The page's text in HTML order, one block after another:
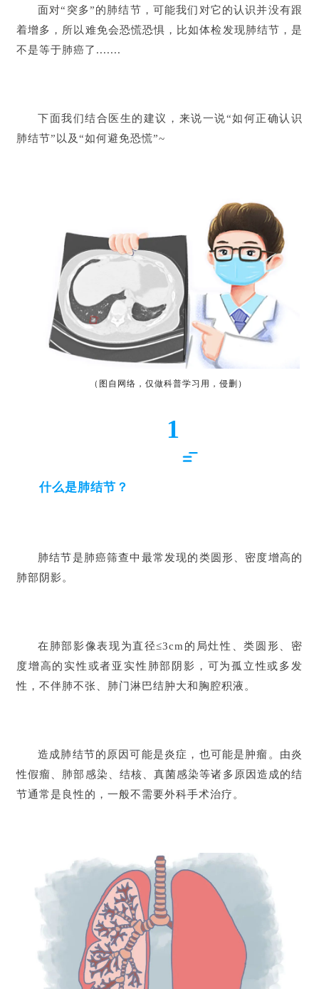
面对“突多”的肺结节，可能我们对它的认识并没有跟
着增多，所以难免会恐慌恐惧，比如体检发现肺结节，是
不是等于肺癌了.......
下面我们结合医生的建议，来说一说“如何正确认识
肺结节”以及“如何避免恐慌”~
（图自网络，仅做科普学习用，侵删）
1
什么是肺结节？
肺结节是肺癌筛查中最常发现的类圆形、密度增高的
肺部阴影。
在肺部影像表现为直径≤3cm的局灶性、类圆形、密
度增高的实性或者亚实性肺部阴影，可为孤立性或多发
性，不伴肺不张、肺门淋巴结肿大和胸腔积液。
造成肺结节的原因可能是炎症，也可能是肿瘤。由炎
性假瘤、肺部感染、结核、真菌感染等诸多原因造成的结
节通常是良性的，一般不需要外科手术治疗。